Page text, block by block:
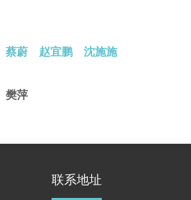
蔡蔚 赵宜鹏
沈施施
樊萍
联系地址